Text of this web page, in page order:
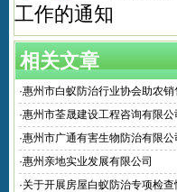
工作的通知
相关文章
·惠州市白蚁防治行业协会助农
·惠州市荃晟建设工程咨询有限公
·惠州市广通有害生物防治有限公
·惠州亲地实业发展有限公司
·关于开展房屋白蚁防治专项检